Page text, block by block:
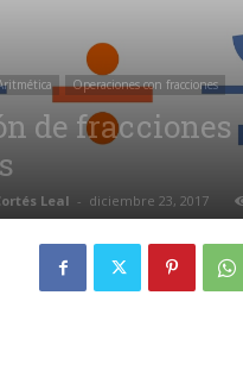
Operaciones con fracciones
de fracciones
Leal - diciembre 23, 2017